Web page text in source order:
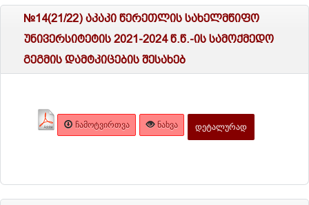
№14(21/22) აკაკი წერეთლის სახელმწიფო
უნივერსიტეტის 2021-2024 წ.წ.-ის სამოქმედო
გეგმის დამტკიცების შესახებ
ᲩᲐᲛᲝᲢᲕᲘᲠᲗᲕᲐ ᲜᲐᲮᲕᲐ ᲓᲔᲢᲐᲚᲣᲠᲐᲓ